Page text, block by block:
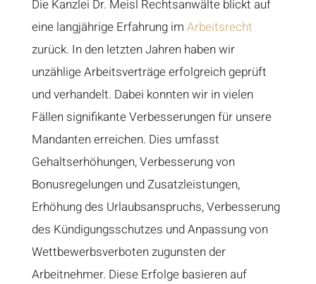
Die Kanzlei Dr. Meisl Rechtsanwälte blickt auf
eine langjährige Erfahrung im Arbeitsrecht
zurück. In den letzten Jahren haben wir
unzählige Arbeitsverträge erfolgreich geprüft
und verhandelt. Dabei konnten wir in vielen
Fällen signifikante Verbesserungen für unsere
Mandanten erreichen. Dies umfasst
Gehaltserhöhungen, Verbesserung von
Bonusregelungen und Zusatzleistungen,
Erhöhung des Urlaubsanspruchs, Verbesserung
des Kündigungsschutzes und Anpassung von
Wettbewerbsverboten zugunsten der
Arbeitnehmer. Diese Erfolge basieren auf